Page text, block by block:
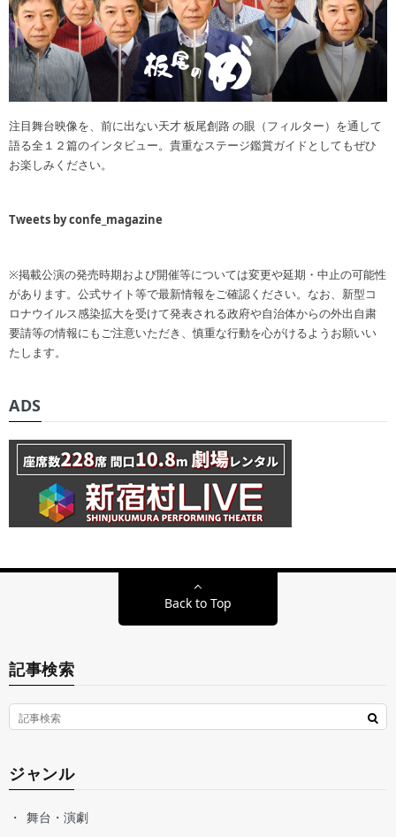
注目舞台映像を、前に出ない天才 板尾創路 の眼（フィルター）を通して
語る全１２篇のインタビュー。貴重なステージ鑑賞ガイドとしてもぜひ
お楽しみください。
Tweets by confe_magazine
※掲載公演の発売時期および開催等については変更や延期・中止の可能性
があります。公式サイト等で最新情報をご確認ください。なお、新型コ
ロナウイルス感染拡大を受けて発表される政府や自治体からの外出自粛
要請等の情報にもご注意いただき、慎重な行動を心がけるようお願いい
たします。
ADS
Back to Top
記事検索
ジャンル
舞台・演劇